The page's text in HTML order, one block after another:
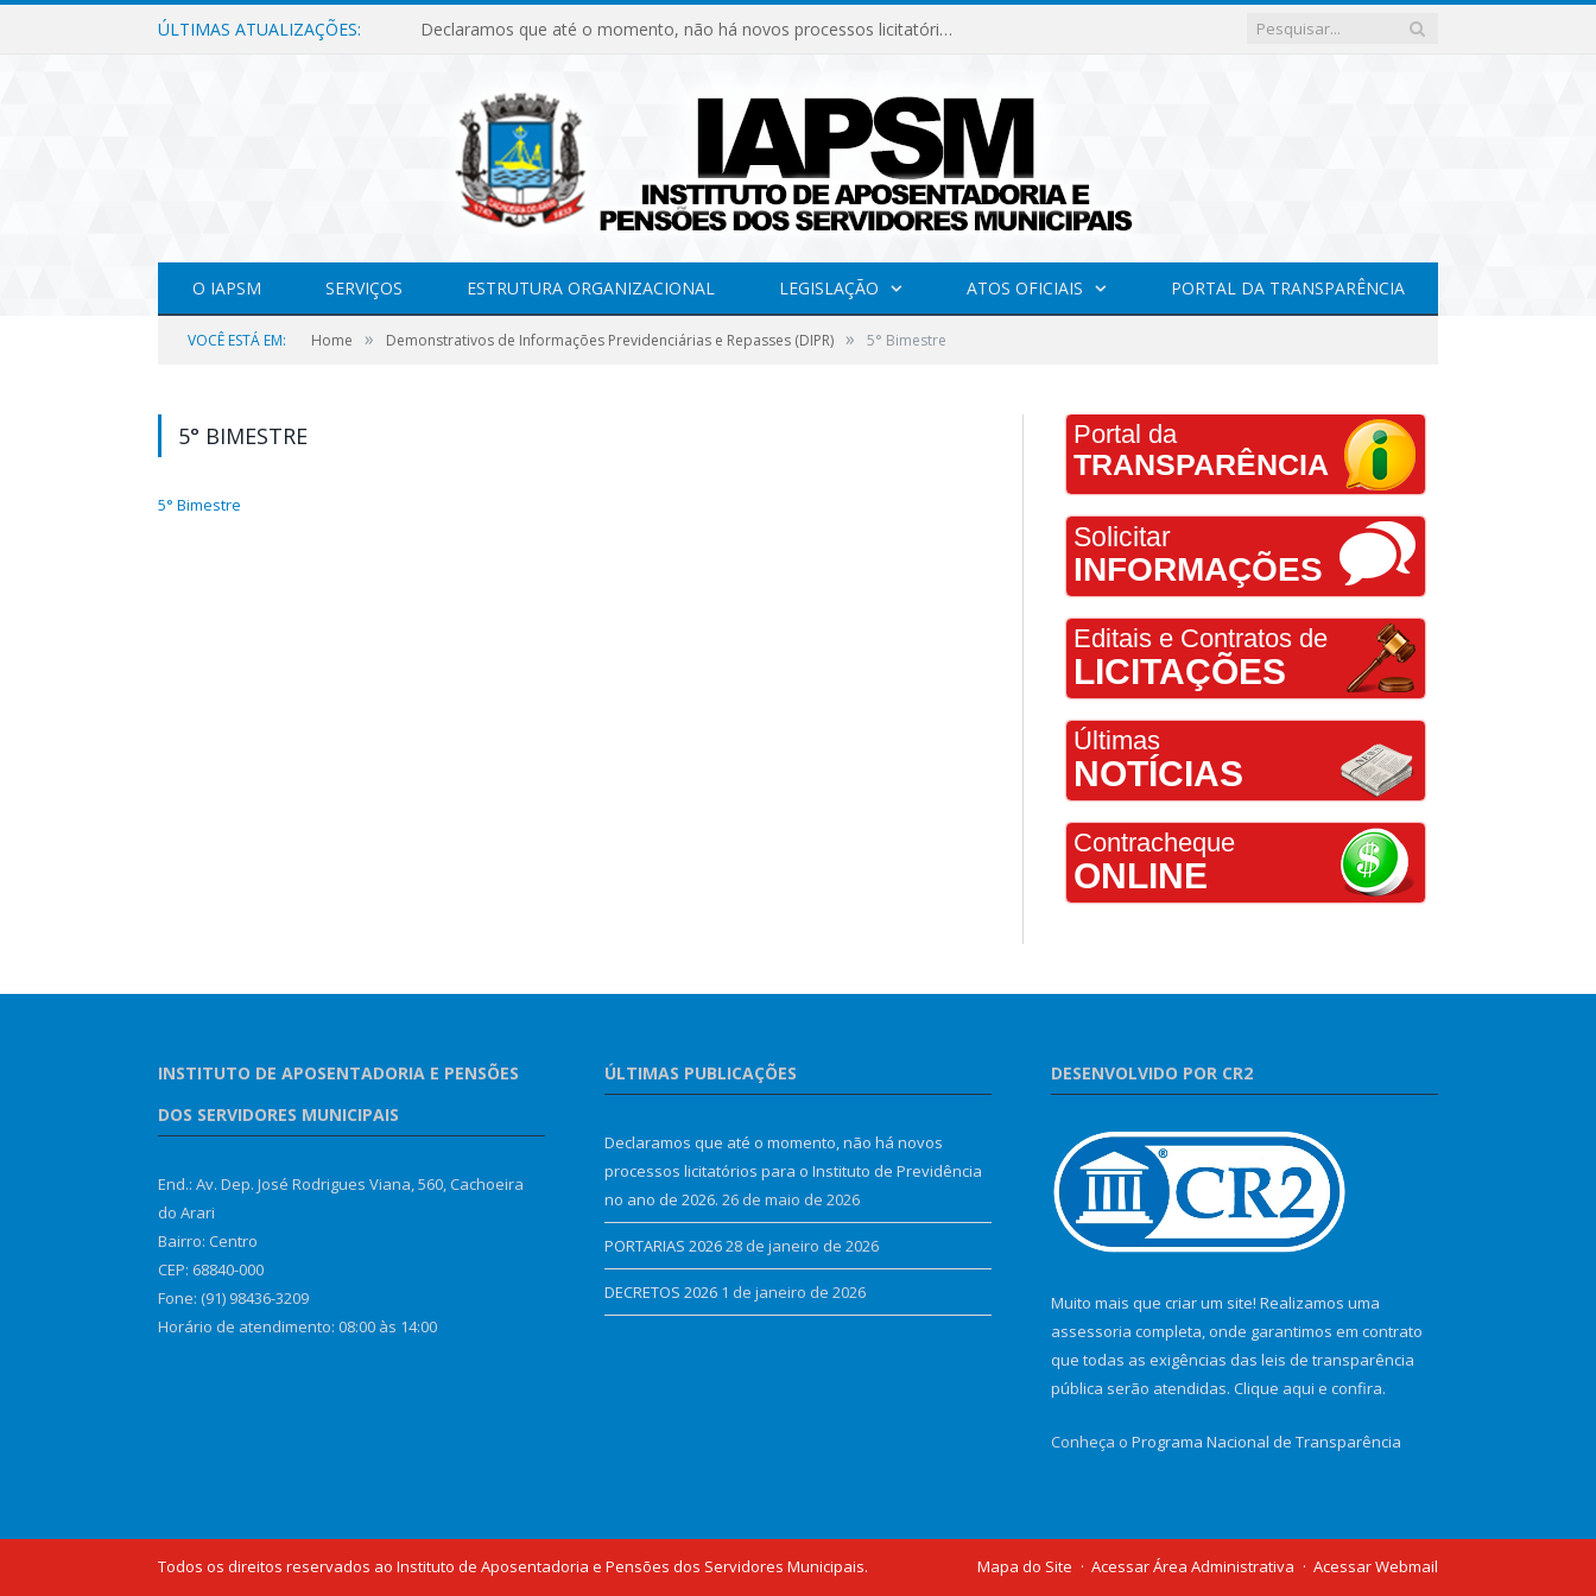
ÚLTIMAS ATUALIZAÇÕES: Declaramos que até o momento, não há novos processos licitatórios para o Instituto de Previdência no ano de 2026.
O IAPSM SERVIÇOS ESTRUTURA ORGANIZACIONAL LEGISLAÇÃO ATOS OFICIAIS PORTAL DA TRANSPARÊNCIA
VOCÊ ESTÁ EM: Home » Demonstrativos de Informações Previdenciárias e Repasses (DIPR) » 5° Bimestre
5° BIMESTRE
5° Bimestre
Portal da
TRANSPARÊNCIA
Solicitar
INFORMAÇÕES
Editais e Contratos de
LICITAÇÕES
Últimas
NOTÍCIAS
Contracheque
ONLINE
INSTITUTO DE APOSENTADORIA E PENSÕES
DOS SERVIDORES MUNICIPAIS
End.: Av. Dep. José Rodrigues Viana, 560, Cachoeira
do Arari
Bairro: Centro
CEP: 68840-000
Fone: (91) 98436-3209
Horário de atendimento: 08:00 às 14:00
ÚLTIMAS PUBLICAÇÕES
Declaramos que até o momento, não há novos
processos licitatórios para o Instituto de Previdência
no ano de 2026. 26 de maio de 2026
PORTARIAS 202628 de janeiro de 2026
DECRETOS 2026 1 de janeiro de 2026
DESENVOLVIDO POR CR2
Muito mais que criar um site! Realizamos uma
assessoria completa, onde garantimos em contrato
que todas as exigências das leis de transparência
pública serão atendidas. Clique aqui e confira.
Conheça o Programa Nacional de Transparência
Todos os direitos reservados ao Instituto de Aposentadoria e Pensões dos Servidores Municipais. Mapa do Site Acessar Área Administrativa Acessar Webmail